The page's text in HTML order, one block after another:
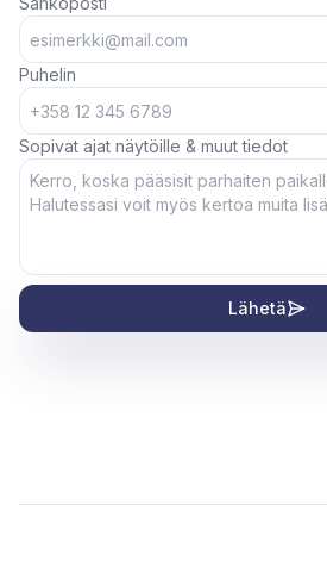
Puhelin
Sopivat ajat näytöille & muut tiedot
Lähetä